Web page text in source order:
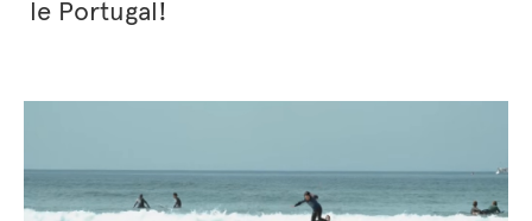
le Portugal!